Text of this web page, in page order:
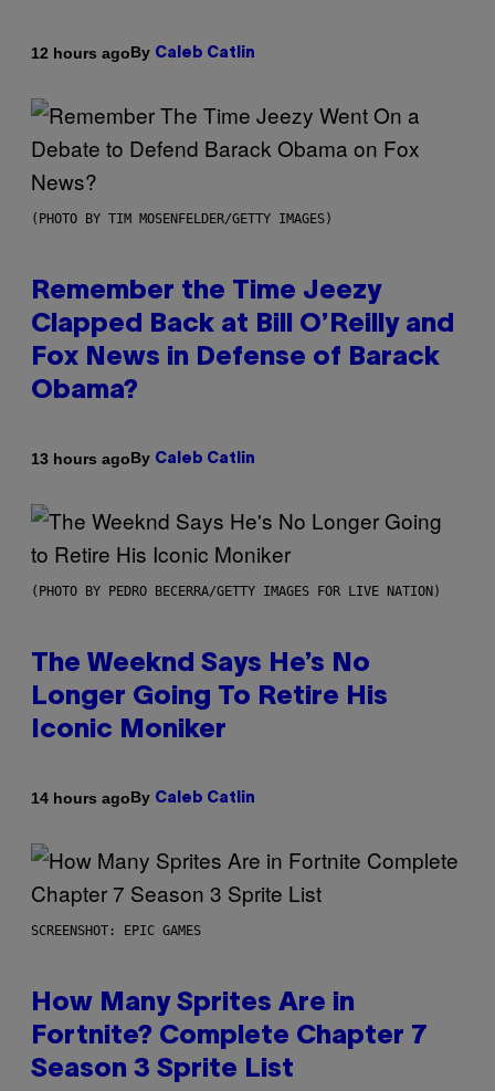
12 hours agoBy Caleb Catlin
(PHOTO BY TIM MOSENFELDER/GETTY IMAGES)
Remember the Time Jeezy
Clapped Back at Bill O’Reilly and
Fox News in Defense of Barack
Obama?
13 hours agoBy Caleb Catlin
(PHOTO BY PEDRO BECERRA/GETTY IMAGES FOR LIVE NATION)
The Weeknd Says He’s No
Longer Going To Retire His
Iconic Moniker
14 hours agoBy Caleb Catlin
SCREENSHOT: EPIC GAMES
How Many Sprites Are in
Fortnite? Complete Chapter 7
Season 3 Sprite List